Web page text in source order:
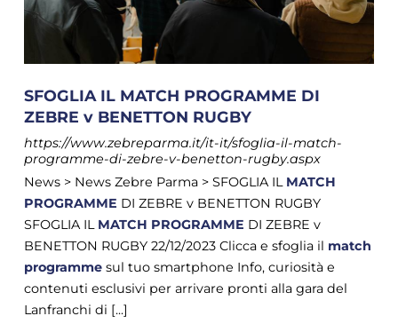
SFOGLIA IL MATCH PROGRAMME DI
ZEBRE v BENETTON RUGBY
https://www.zebreparma.it/it-it/sfoglia-il-match-
programme-di-zebre-v-benetton-rugby.aspx
News > News Zebre Parma > SFOGLIA IL MATCH
PROGRAMME DI ZEBRE v BENETTON RUGBY
SFOGLIA IL MATCH PROGRAMME DI ZEBRE v
BENETTON RUGBY 22/12/2023 Clicca e sfoglia il match
programmesul tuo smartphone Info, curiosità e
contenuti esclusivi per arrivare pronti alla gara del
Lanfranchi di [...]